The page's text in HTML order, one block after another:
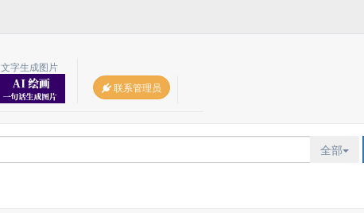
文字生成图片
联系管理员
全部